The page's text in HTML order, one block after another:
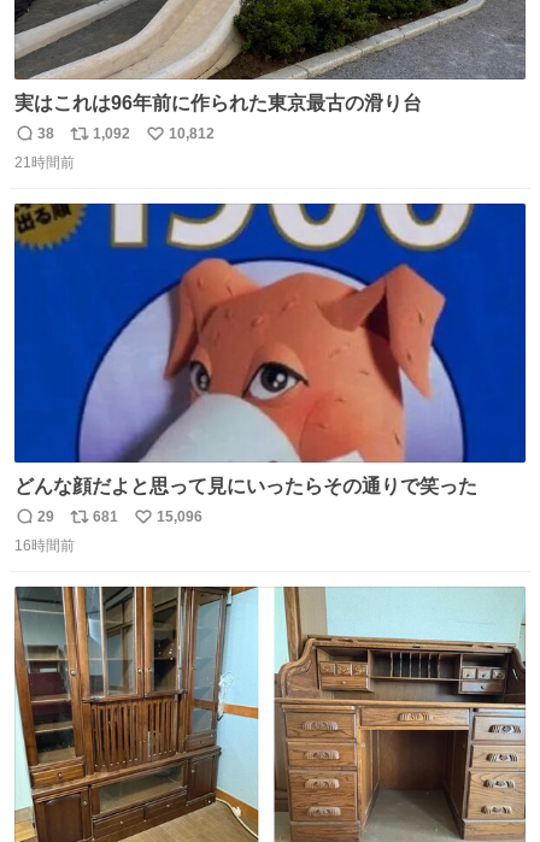
実はこれは96年前に作られた東京最古の滑り台
返
信
38
リ
ポ
ト
数
1,092
い
10,812
21時間前
どんな顔だよと思って見にいったらその通りで笑った
返
信
29
リ
ポ
ト
数
681
い
数
15,096
16時間前